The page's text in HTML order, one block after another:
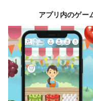
アプリ内のゲー